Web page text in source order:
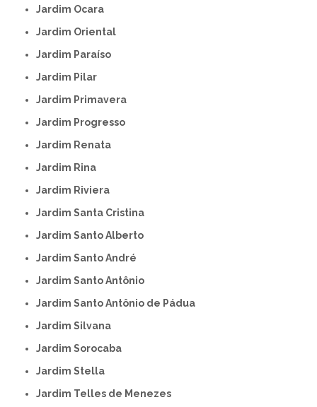
Jardim Ocara
Jardim Oriental
Jardim Paraíso
Jardim Pilar
Jardim Primavera
Jardim Progresso
Jardim Renata
Jardim Rina
Jardim Riviera
Jardim Santa Cristina
Jardim Santo Alberto
Jardim Santo André
Jardim Santo Antônio
Jardim Santo Antônio de Pádua
Jardim Silvana
Jardim Sorocaba
Jardim Stella
Jardim Telles de Menezes